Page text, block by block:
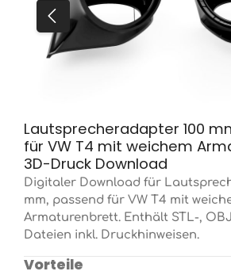
Lautsprecheradapter 100
für VW T4 mit weichem
3D-Druck Download
Digitaler Download für
mm, passend für VW T4 mit
Armaturenbrett. Enthält STL-,
Dateien inkl. Druckhinweisen.
Vorteile